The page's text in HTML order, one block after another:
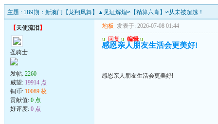
主题 : 189期：新澳门【龙翔凤舞】▲见证辉煌≈【精算六肖】≈从未被超越！
【天使流泪 】
圣骑士
发帖: 2260
威望: 19914 点
铜币: 10089 枚
贡献值: 0 点
好评度: 0 点
地板 发表于: 2026-07-08 01:44
u 回复 u 编辑 u
感恩亲人朋友生活会更美好!
感恩亲人朋友生活会更美好!